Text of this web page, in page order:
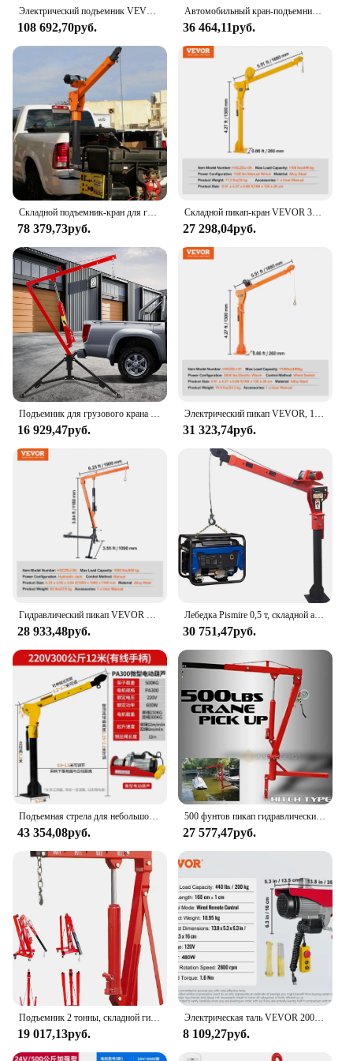
Электрический подъемник VEVOR, 2200 фунтов, пикап, кран 360 градусов ° Поворотный складной кран с электрической лебедкой 6000 фунтов для подъемных товаров
108 692,70руб.
Автомобильный кран-подъемник, емкость 1100 фунтов, регулируемый угол высоты подъема, 360° ° Джип-гиба с вращающейся базой для пикапа
36 464,11руб.
Складной подъемник-кран для грузовика с лебедкой 5000 фунтов, кран-манипулятор из окрашенной стали для грузовика 12 В
78 379,73руб.
Складной пикап-кран VEVOR 360° ° Поворотный кран с ручной лебедкой 1100 фунтов, крепящийся кран-подъемник для заводских подъемных товаров
27 298,04руб.
16 929,47руб. 31 323,74руб.
28 933,48руб.
Лебедка Pismire 0,5 т, складной автомобильный кран, подъемный подъемник с электрической лебедкой, 2000 фунтов, 12 В, окрашенная сталь, 1100 фунтов
30 751,47руб.
43 354,08руб.
500 фунтов пикап гидравлический Pwc док-станция двигатель подъемник кран крепление подъемник 2 "крепление сцепного устройства портативный прочный красный
27 577,47руб.
19 017,13руб.
Электрическая таль VEVOR 200-800 кг с проводным/беспроводным пультом дистанционного управления, подъемный кран, кабельная лебедка для лодки, автомобиля, гаражного лифта
8 109,27руб.